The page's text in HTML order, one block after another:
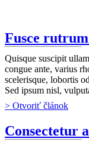
Fusce
Quisque suscipit
congue ante, varius
scelerisque, lobortis
Sed ipsum nisl,
> Otvoriť článok
Consectetur